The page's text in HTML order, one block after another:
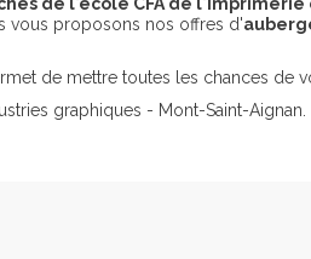
vous proposons nos offres d'
de mettre toutes les chances de
graphiques - Mont-Saint-Aignan.